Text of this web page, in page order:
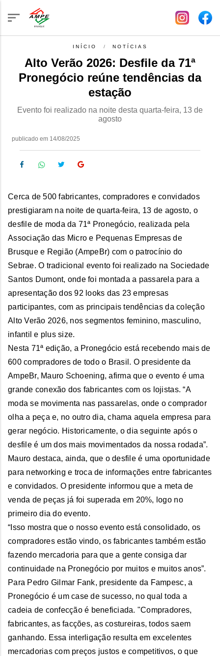
INÍCIO NOTÍCIAS
Alto Verão 2026: Desfile da 71ª
Pronegócio reúne tendências da
estação
Evento foi realizado na noite desta quarta-feira, 13 de
agosto
publicado em 14/08/2025
Cerca de 500 fabricantes, compradores e convidados
prestigiaram na noite de quarta-feira, 13 de agosto, o
desfile de moda da 71ª Pronegócio, realizada pela
Associação das Micro e Pequenas Empresas de
Brusque e Região (AmpeBr) com o patrocínio do
Sebrae. O tradicional evento foi realizado na Sociedade
Santos Dumont, onde foi montada a passarela para a
apresentação dos 92 looks das 23 empresas
participantes, com as principais tendências da coleção
Alto Verão 2026, nos segmentos feminino, masculino,
infantil e plus size.
Nesta 71ª edição, a Pronegócio está recebendo mais de
600 compradores de todo o Brasil. O presidente da
AmpeBr, Mauro Schoening, afirma que o evento é uma
grande conexão dos fabricantes com os lojistas. “A
moda se movimenta nas passarelas, onde o comprador
olha a peça e, no outro dia, chama aquela empresa para
gerar negócio. Historicamente, o dia seguinte após o
desfile é um dos mais movimentados da nossa rodada”.
Mauro destaca, ainda, que o desfile é uma oportunidade
para networking e troca de informações entre fabricantes
e convidados. O presidente informou que a meta de
venda de peças já foi superada em 20%, logo no
primeiro dia do evento.
“Isso mostra que o nosso evento está consolidado, os
compradores estão vindo, os fabricantes também estão
fazendo mercadoria para que a gente consiga dar
continuidade na Pronegócio por muitos e muitos anos”.
Para Pedro Gilmar Fank, presidente da Fampesc, a
Pronegócio é um case de sucesso, no qual toda a
cadeia de confecção é beneficiada. "Compradores,
fabricantes, as facções, as costureiras, todos saem
ganhando. Essa interligação resulta em excelentes
mercadorias com preços justos e competitivos, o que